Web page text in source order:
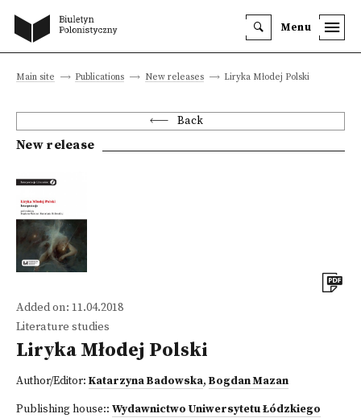
Menu
Main site Publications New releases Liryka Młodej Polski
Back
New release
Added on: 11.04.2018
Literature studies
Liryka Młodej Polski
Author/Editor: Katarzyna Badowska, Bogdan Mazan
Publishing house:: Wydawnictwo Uniwersytetu Łódzkiego